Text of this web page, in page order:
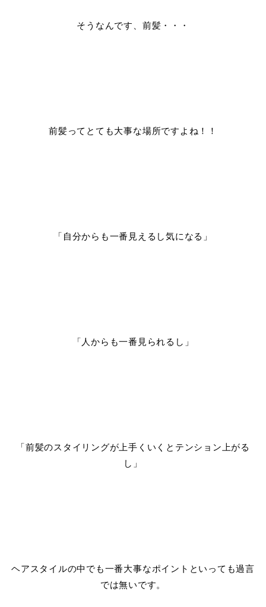
そうなんです、前髪・・・
前髪ってとても大事な場所ですよね！！
「自分からも一番見えるし気になる」
「人からも一番見られるし」
「前髪のスタイリングが上手くいくとテンション上がる
し」
ヘアスタイルの中でも一番大事なポイントといっても過言
では無いです。